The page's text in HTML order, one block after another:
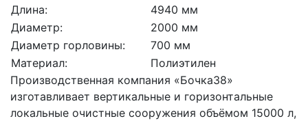
Длина:
4940 мм
Диаметр:
2000 мм
Диаметр горловины:
700 мм
Материал:
Полиэтилен
Производственная компания «Бочка38»
изготавливает вертикальные и горизонтальные
локальные очистные сооружения объёмом 15000 л,